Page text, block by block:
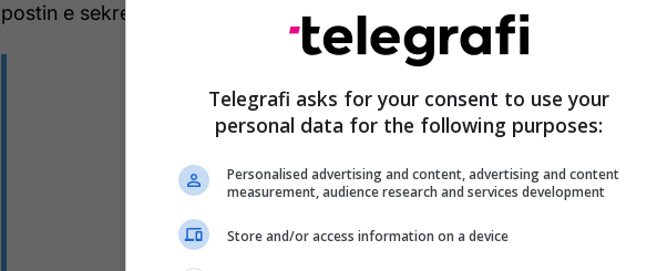
postin e sekretarit të shtetit në administratën Trump.
Telegrafi asks for your consent to use your
personal data for the following purposes:
Personalised advertising and content, advertising and content
measurement, audience research and services development
Store and/or access information on a device